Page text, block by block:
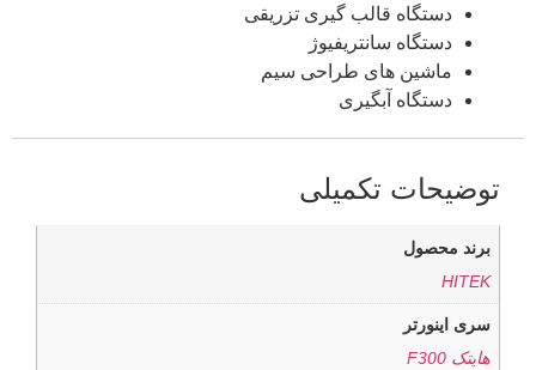
دستگاه قالب گیری تزریقی
دستگاه سانتریفیوژ
ماشین های طراحی سیم
دستگاه آبگیری
توضیحات تکمیلی
برند محصول
HITEK
سری اینورتر
هایتک F300